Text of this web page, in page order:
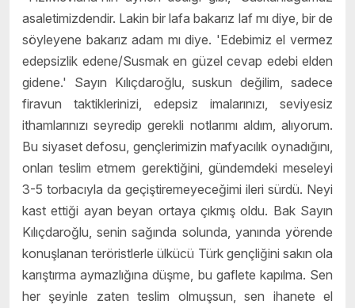
asaletimizdendir. Lakin bir lafa bakarız laf mı diye, bir de
söyleyene bakarız adam mı diye. 'Edebimiz el vermez
edepsizlik edene/Susmak en güzel cevap edebi elden
gidene.' Sayın Kılıçdaroğlu, suskun değilim, sadece
firavun taktiklerinizi, edepsiz imalarınızı, seviyesiz
ithamlarınızı seyredip gerekli notlarımı aldım, alıyorum.
Bu siyaset defosu, gençlerimizin mafyacılık oynadığını,
onları teslim etmem gerektiğini, gündemdeki meseleyi
3-5 torbacıyla da geçiştiremeyeceğimi ileri sürdü. Neyi
kast ettiği ayan beyan ortaya çıkmış oldu. Bak Sayın
Kılıçdaroğlu, senin sağında solunda, yanında yörende
konuşlanan teröristlerle ülkücü Türk gençliğini sakın ola
karıştırma aymazlığına düşme, bu gaflete kapılma. Sen
her şeyinle zaten teslim olmuşsun, sen ihanete el